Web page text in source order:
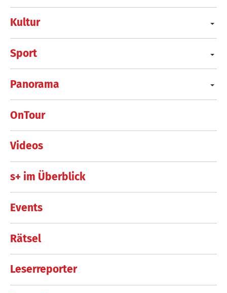
Kultur
Sport
Panorama
OnTour
Videos
s+ im Überblick
Events
Rätsel
Leserreporter